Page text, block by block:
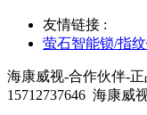
友情链接 :
萤石智能锁/指
海康威视-合作伙伴-正
15712737646 海康威